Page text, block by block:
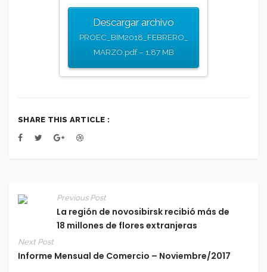
Descargar archivo
PROEC_BIM2018_FEBRERO_
MARZO.pdf – 1,87 MB
SHARE THIS ARTICLE :
Previous Post
La región de novosibirsk recibió más de
18 millones de flores extranjeras
Next Post
Informe Mensual de Comercio – Noviembre/2017